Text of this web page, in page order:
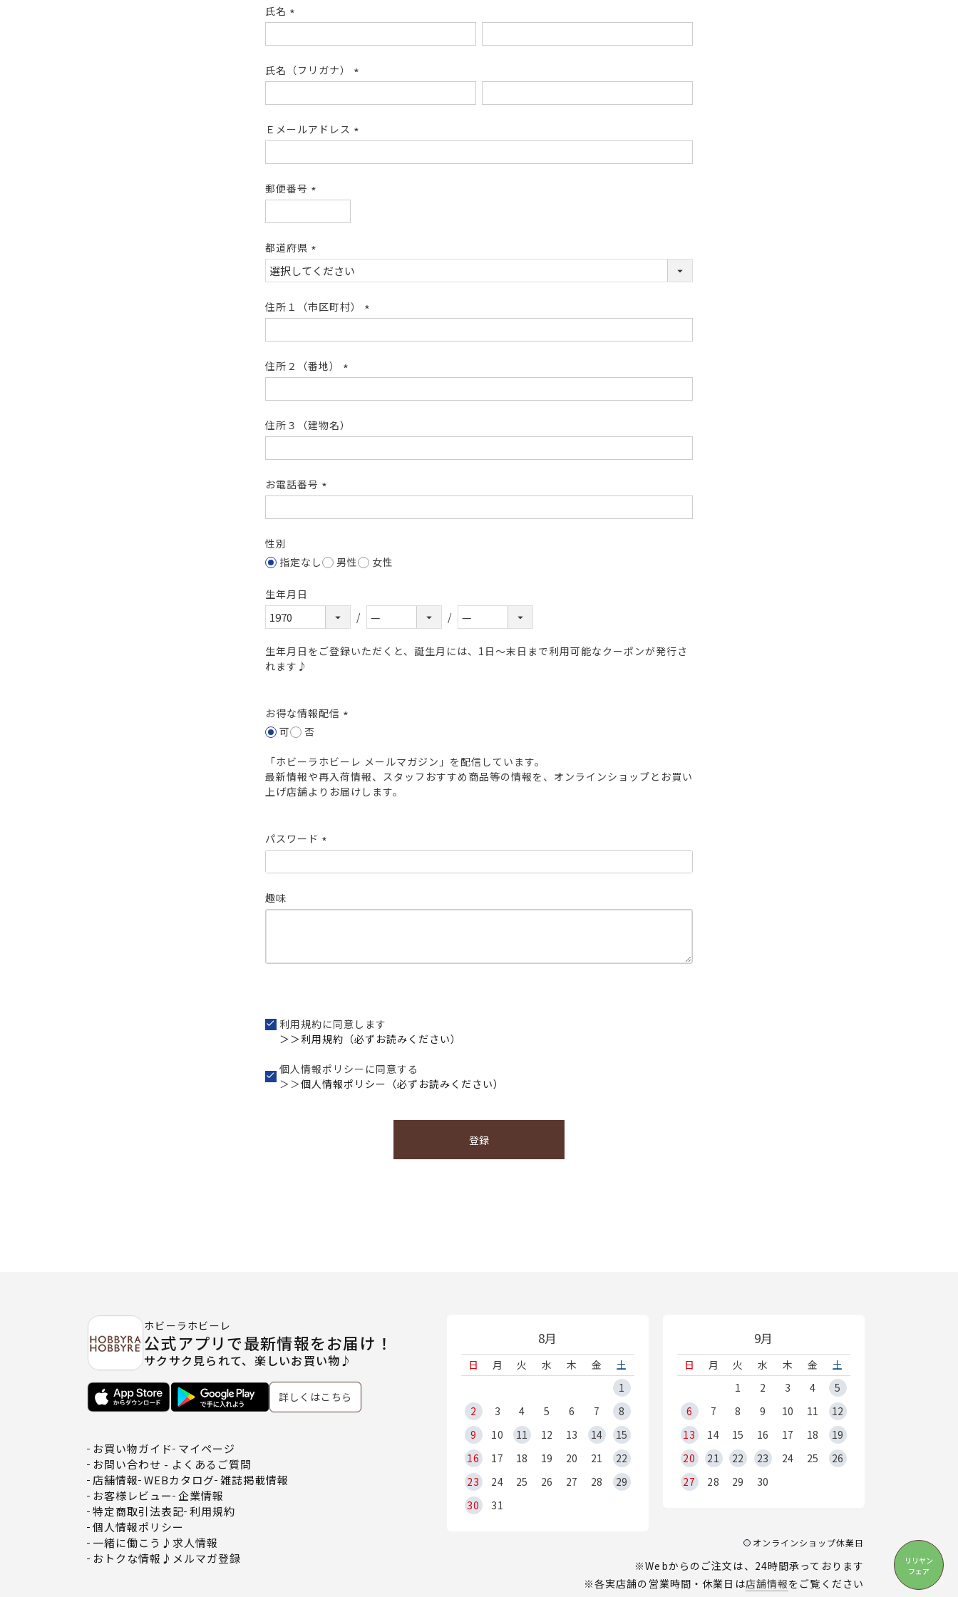
リリヤン
フェア
氏名
須)
氏名（フリガナ）
須)
Ｅメールアドレス
須)
郵便番号
須)
都道府県
(必
須)
住所１（市区町村）
須)
住所２（番地）
須)
住所３（建物名）
お電話番号
須)
性別
指定なし
男性 女性
生年月日
生年月日をご登録いただくと、誕生月には、1日～末日まで利用可能なクーポンが発行さ
れます♪
お得な情報配信
可 否
「ホビーラホビーレ メールマガジン」を配信しています。
最新情報や再入荷情報、スタッフおすすめ商品等の情報を、オンラインショップとお買い
上げ店舗よりお届けします。
パスワード
須)
趣味
利用規約に同意します
＞＞利用規約（必ずお読みください）
個人情報ポリシーに同意する
＞＞個人情報ポリシー（必ずお読みください）
登録
8月
日 月 火 水 木 金
土
1
2
3 4 5 6 7
8
9
10 11 12 13 14
15
16
17 18 19 20 21
22
23
24 25 26 27 28
29
30
31
9月
日 月 火 水 木 金
土
1
2 3 4
5
6
7 8 9 10 11
12
13
14 15 16 17 18
19
20
21 22 23 24 25
26
27
28 29 30
オンラインショップ休業日
※Webからのご注文は、24時間承っております
※各実店舗の営業時間・休業日は店舗情報をご覧ください
ホビーラホビーレ
公式アプリで最新情報をお届け！
サクサク見られて、楽しいお買い物♪
詳しくはこちら
お買い物ガイド マイページ
お問い合わせ - よくあるご質問
店舗情報 WEBカタログ 雑誌掲載情報
お客様レビュー 企業情報
特定商取引法表記 利用規約
個人情報ポリシー
一緒に働こう♪求人情報
おトクな情報♪メルマガ登録